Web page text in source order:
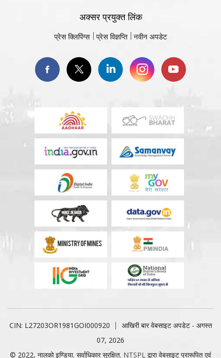
अक्सर प्रयुक्त लिंक
प्रेस क्लिपिंग्स प्रेस विज्ञप्ति नवीन अपडेट
CIN: L27203OR1981GOI000920
आखिरी बार वेबसाइट अपडेट - अगस्त
07, 2026
© 2022, नालको इण्डिया. सर्वाधिकार सुरक्षित. NTSPL द्वारा वेबसाइट प्रारूपित एवं